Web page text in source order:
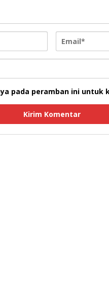
pada peramban ini